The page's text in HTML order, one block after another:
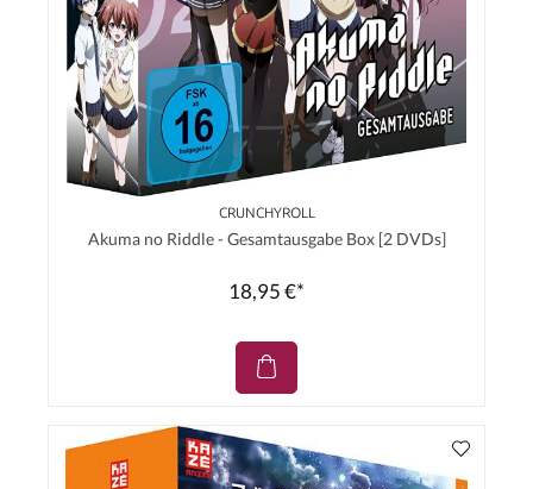
CRUNCHYROLL
Akuma no Riddle - Gesamtausgabe Box [2 DVDs]
18,95 €*